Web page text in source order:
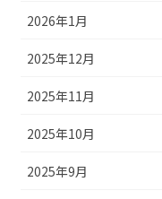
2026年1月
2025年12月
2025年11月
2025年10月
2025年9月